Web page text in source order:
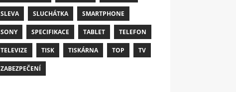
SLEVA SLUCHÁTKA SMARTPHONE
SONY SPECIFIKACE TABLET TELEFON
TELEVIZE TISK TISKÁRNA TOP TV
ZABEZPEČENÍ